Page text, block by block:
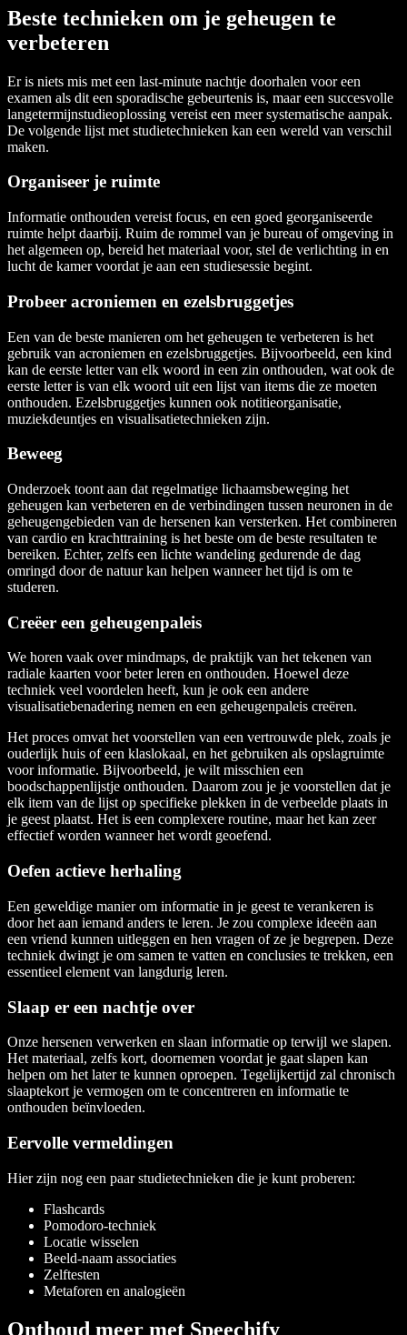
Beste technieken om je geheugen te
verbeteren
Er is niets mis met een last-minute nachtje doorhalen voor een
examen als dit een sporadische gebeurtenis is, maar een succesvolle
langetermijnstudieoplossing vereist een meer systematische aanpak.
De volgende lijst met studietechnieken kan een wereld van verschil
maken.
Organiseer je ruimte
Informatie onthouden vereist focus, en een goed georganiseerde
ruimte helpt daarbij. Ruim de rommel van je bureau of omgeving in
het algemeen op, bereid het materiaal voor, stel de verlichting in en
lucht de kamer voordat je aan een studiesessie begint.
Probeer acroniemen en ezelsbruggetjes
Een van de beste manieren om het geheugen te verbeteren is het
gebruik van acroniemen en ezelsbruggetjes. Bijvoorbeeld, een kind
kan de eerste letter van elk woord in een zin onthouden, wat ook de
eerste letter is van elk woord uit een lijst van items die ze moeten
onthouden. Ezelsbruggetjes kunnen ook notitieorganisatie,
muziekdeuntjes en visualisatietechnieken zijn.
Beweeg
Onderzoek toont aan dat regelmatige lichaamsbeweging het
geheugen kan verbeteren en de verbindingen tussen neuronen in de
geheugengebieden van de hersenen kan versterken. Het combineren
van cardio en krachttraining is het beste om de beste resultaten te
bereiken. Echter, zelfs een lichte wandeling gedurende de dag
omringd door de natuur kan helpen wanneer het tijd is om te
studeren.
Creëer een geheugenpaleis
We horen vaak over mindmaps, de praktijk van het tekenen van
radiale kaarten voor beter leren en onthouden. Hoewel deze
techniek veel voordelen heeft, kun je ook een andere
visualisatiebenadering nemen en een geheugenpaleis creëren.
Het proces omvat het voorstellen van een vertrouwde plek, zoals je
ouderlijk huis of een klaslokaal, en het gebruiken als opslagruimte
voor informatie. Bijvoorbeeld, je wilt misschien een
boodschappenlijstje onthouden. Daarom zou je je voorstellen dat je
elk item van de lijst op specifieke plekken in de verbeelde plaats in
je geest plaatst. Het is een complexere routine, maar het kan zeer
effectief worden wanneer het wordt geoefend.
Oefen actieve herhaling
Een geweldige manier om informatie in je geest te verankeren is
door het aan iemand anders te leren. Je zou complexe ideeën aan
een vriend kunnen uitleggen en hen vragen of ze je begrepen. Deze
techniek dwingt je om samen te vatten en conclusies te trekken, een
essentieel element van langdurig leren.
Slaap er een nachtje over
Onze hersenen verwerken en slaan informatie op terwijl we slapen.
Het materiaal, zelfs kort, doornemen voordat je gaat slapen kan
helpen om het later te kunnen oproepen. Tegelijkertijd zal chronisch
slaaptekort je vermogen om te concentreren en informatie te
onthouden beïnvloeden.
Eervolle vermeldingen
Hier zijn nog een paar studietechnieken die je kunt proberen:
Flashcards
Pomodoro-techniek
Locatie wisselen
Beeld-naam associaties
Zelftesten
Metaforen en analogieën
Onthoud meer met Speechify